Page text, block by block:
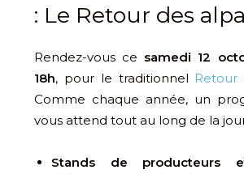
: Le Retour des
Rendez-vous ce samedi 12
18h, pour le traditionnel Retour
Comme chaque année, un
vous attend tout au long de la
Stands de producteurs